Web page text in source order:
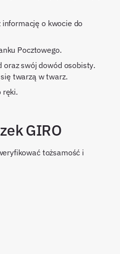
informację o kwocie do
Pocztowego.
swój dowód osobisty.
twarzą w twarz.
ręki.
GIRO
tożsamość i